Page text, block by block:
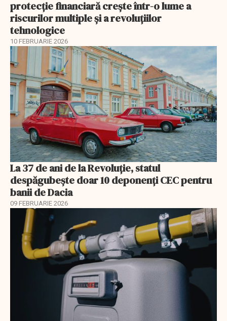
protecție financiară crește într-o lume a
riscurilor multiple și a revoluțiilor
tehnologice
10 FEBRUARIE 2026
La 37 de ani de la Revoluție, statul
despăgubește doar 10 deponenți CEC pentru
banii de Dacia
09 FEBRUARIE 2026